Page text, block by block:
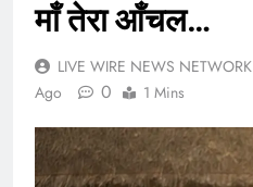
माँ तेरा आँचल…
LIVE WIRE NEWS NETWORK
Ago
0 1 Mins